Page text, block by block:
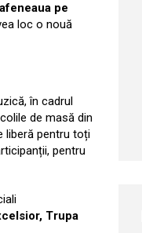
pe
loc o nouă
în cadrul
de masă din
liberă pentru toți
pentru
Trupa